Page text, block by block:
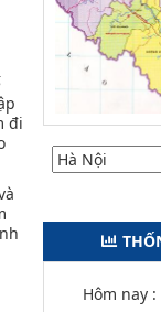
đi
Hôm nay :